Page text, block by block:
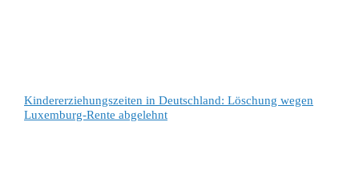
Kindererziehungszeiten in Deutschland: Löschung wegen
Luxemburg-Rente abgelehnt